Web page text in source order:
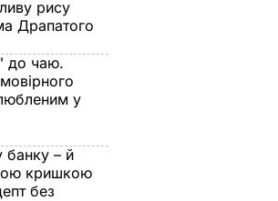
рису
Драпатого
до чаю.
у
– й
кришкою
без